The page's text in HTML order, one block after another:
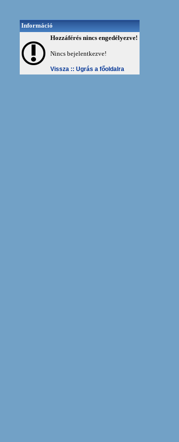
Információ
Hozzáférés nincs engedélyezve!
Nincs bejelentkezve!
Vissza :: Ugrás a főoldalra